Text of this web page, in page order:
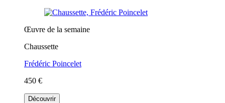
Œuvre de la semaine
Chaussette
Frédéric Poincelet
450 €
Découvrir